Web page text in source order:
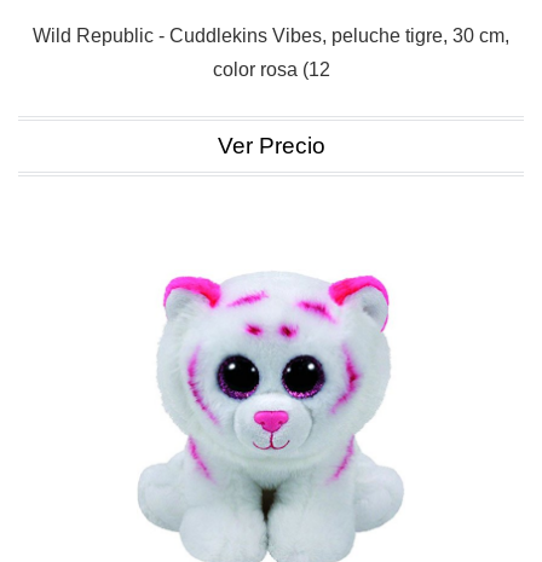
Wild Republic - Cuddlekins Vibes, peluche tigre, 30 cm,
color rosa (12
Ver Precio